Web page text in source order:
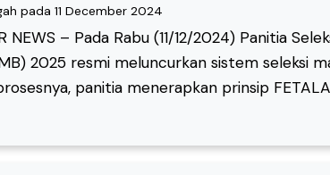
pada 11 December 2024
NEWS – Pada Rabu (11/12/2024) Panitia
2025 resmi meluncurkan sistem seleksi
panitia menerapkan prinsip